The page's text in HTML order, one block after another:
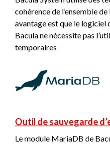
cohérence de l’ensemble
avantage est que le logiciel
Bacula ne nécessite pas
temporaires
Outil de sauvegarde
Le module MariaDB de